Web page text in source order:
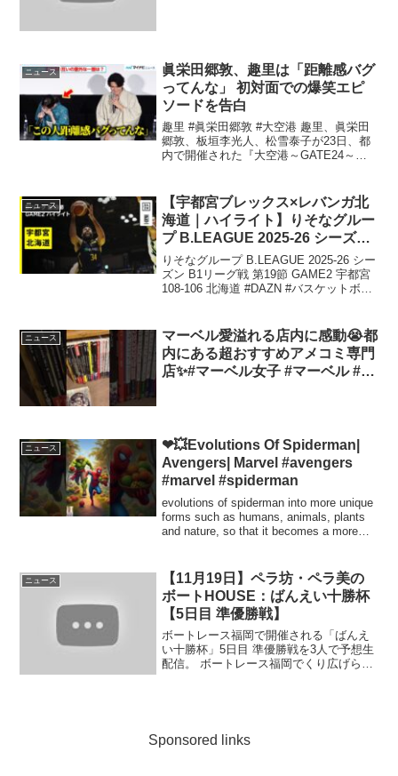
ニュース
眞栄田郷敦、趣里は「距離感バグ
ってんな」 初対面での爆笑エピ
ソードを告白
趣里 #眞栄田郷敦 #大空港 趣里、眞栄田
郷敦、板垣李光人、松雪泰子が23日、都
内で開催された『大空港～GATE24～』
ニュース
【宇都宮ブレックス×レバンガ北
海道｜ハイライト】りそなグルー
プ B.LEAGUE 2025-26 シーズン
B1リーグ戦 第19節 GAME2
りそなグループ B.LEAGUE 2025-26 シー
ズン B1リーグ戦 第19節 GAME2 宇都宮
108-106 北海道 #DAZN #バスケットボー
ニュース
マーベル愛溢れる店内に感動😭都
内にある超おすすめアメコミ専門
店✨#マーベル女子 #マーベル #ア
ニュース
❤💥Evolutions Of Spiderman|
Avengers| Marvel #avengers
#marvel #spiderman
evolutions of spiderman into more unique
forms such as humans, animals, plants
and nature, so that it becomes a more
ニュース
【11月19日】ペラ坊・ペラ美の
ボートHOUSE：ばんえい十勝杯
【5日目 準優勝戦】
ボートレース福岡で開催される「ばんえ
い十勝杯」5日目 準優勝戦を3人で予想生
配信。 ボートレース福岡でくり広げられ
Sponsored links